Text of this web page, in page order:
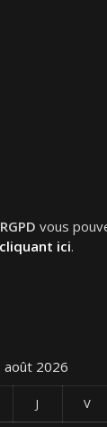
RGPD vous
ici.
août 2026
J V